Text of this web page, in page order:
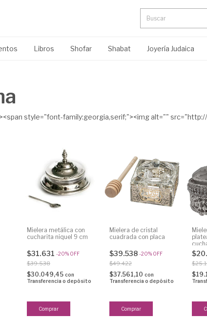
Libros Shofar Shabat Joyería Judaica
style="font-family:georgia,serif;"><img alt=""
Mielera metálica con
cucharita niquel 9 cm
$31.631 -20% OFF
$39.538
$30.049,45 con
Transferencia o depósito
Mielera de cristal
cuadrada con placa
$39.538 -20% OFF
$49.422
$37.561,10 con
Transferencia o depósito